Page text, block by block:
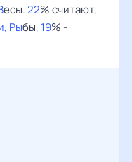
есы. 22% считают,
Рыбы, 19% -